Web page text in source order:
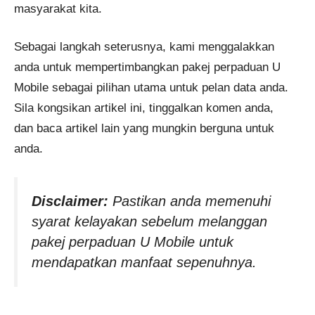
masyarakat kita.
Sebagai langkah seterusnya, kami menggalakkan
anda untuk mempertimbangkan pakej perpaduan U
Mobile sebagai pilihan utama untuk pelan data anda.
Sila kongsikan artikel ini, tinggalkan komen anda,
dan baca artikel lain yang mungkin berguna untuk
anda.
Disclaimer: Pastikan anda memenuhi
syarat kelayakan sebelum melanggan
pakej perpaduan U Mobile untuk
mendapatkan manfaat sepenuhnya.